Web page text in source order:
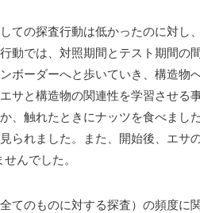
ての探査行動は低かったのに対し
動では、対照期間とテスト期間の
ボーダーへと歩いていき、構造物
サと構造物の関連性を学習させる
、触れたときにナッツを食べまし
られました。また、開始後、エサ
んでした。
てのものに対する探査）の頻度に